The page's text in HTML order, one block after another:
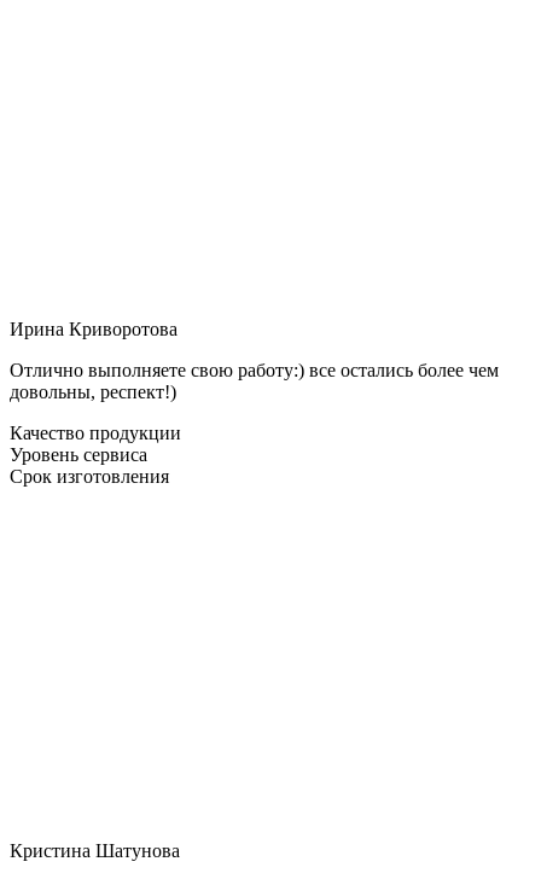
Ирина Криворотова
Отлично выполняете свою работу:) все остались более чем
довольны, респект!)
Качество продукции
Уровень сервиса
Срок изготовления
Кристина Шатунова